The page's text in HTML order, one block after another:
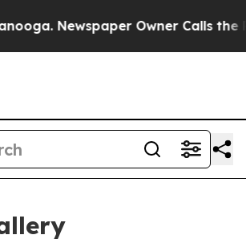
Newspaper Owner Calls the